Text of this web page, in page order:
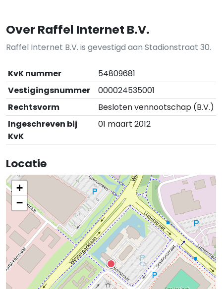
Over Raffel Internet B.V.
Raffel Internet B.V. is gevestigd aan Stadionstraat 30.
KvK nummer
54809681
Vestigingsnummer
000024535001
Rechtsvorm
Besloten vennootschap (B.V.)
Ingeschreven bij
KvK
01 maart 2012
Locatie
+
−